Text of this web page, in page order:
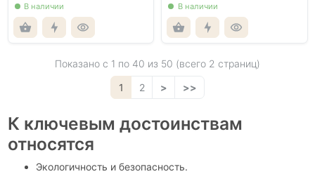
В наличии
В наличии
Показано с 1 по 40 из 50 (всего 2 страниц)
1
2 > >>
К ключевым достоинствам
относятся
Экологичность и безопасность.